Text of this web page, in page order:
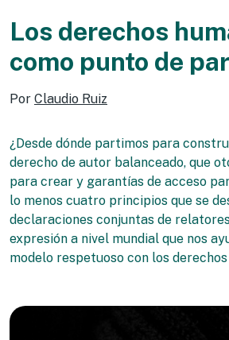
Los derechos
como punto de
Por Claudio Ruiz
¿Desde dónde partimos para
derecho de autor balanceado, que
para crear y garantías de acceso
lo menos cuatro principios que se
declaraciones conjuntas de
expresión a nivel mundial que nos
modelo respetuoso con los derechos